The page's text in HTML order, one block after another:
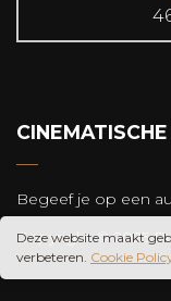
Begeef je op een
Copyright © 2025
Deze website maakt
verbeteren. Cookie